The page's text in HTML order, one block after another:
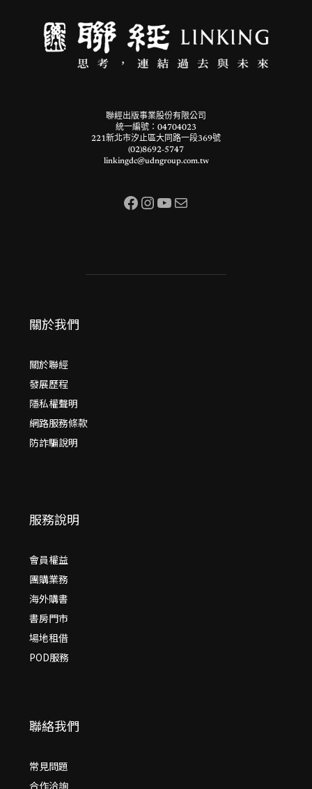
聯經出版事業股份有限公司
統一編號：04704023
221新北市汐止區大同路一段369號
(02)8692-5747
linkingdc@udngroup.com.tw
Facebook InstagramYouTube 電子郵件
關於我們
關於聯經
發展歷程
隱私權聲明
網路服務條款
防詐騙說明
服務說明
會員權益
團購業務
海外購書
書房門市
場地租借
POD服務
聯絡我們
常見問題
合作洽詢